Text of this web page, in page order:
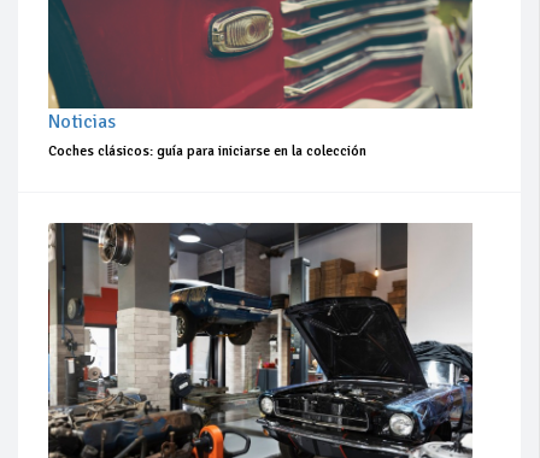
Noticias
Coches clásicos: guía para iniciarse en la colección